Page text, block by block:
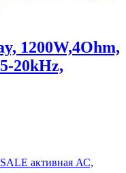
1200W,4Ohm,
20kHz,